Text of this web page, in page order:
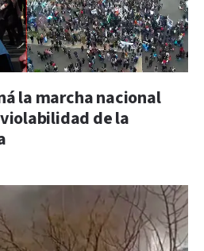
la marcha nacional
de la